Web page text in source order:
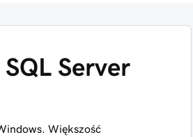
Server
Większość